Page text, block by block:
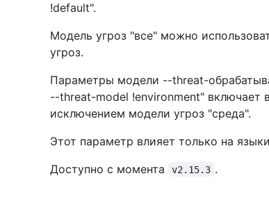
!default".
Модель угроз "все" можно
угроз.
Параметры модели --threat-
--threat-model !environment" включает
исключением модели угроз "среда".
Этот параметр влияет только на
Доступно с момента
v2.15.3 .